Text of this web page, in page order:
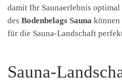
damit Ihr Saunaerlebnis
des Bodenbelags Sauna können
für die Sauna-Landschaft
Sauna-